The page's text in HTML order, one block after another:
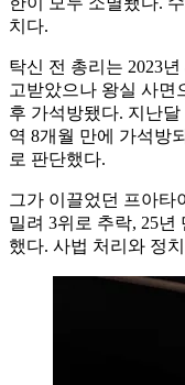
치다.
탁신 전 총리는 2023
고받았으나 왕실 사면
후 가석방됐다. 지난
역 8개월 만에 가석방
로 판단했다.
그가 이끌었던 프아타
밀려 3위로 추락, 25년
했다. 사법 처리와 정